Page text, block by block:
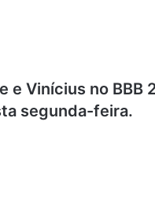
e Vinícius no BBB
segunda-feira.